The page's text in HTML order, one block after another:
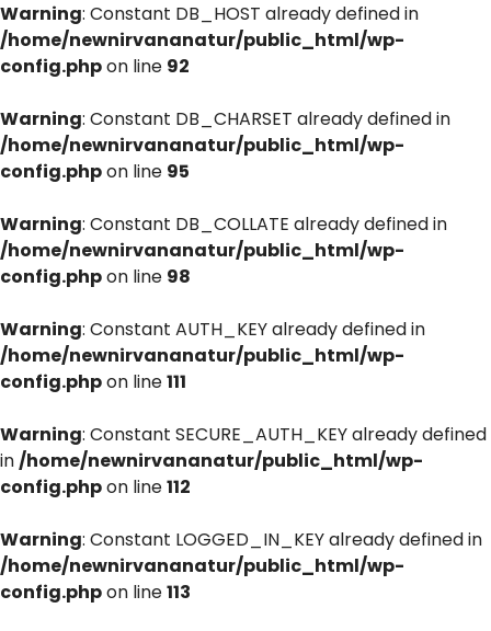
Warning: Constant DB_HOST already defined in
/home/newnirvananatur/public_html/wp-
config.phpon line 92
Warning: Constant DB_CHARSET already defined in
/home/newnirvananatur/public_html/wp-
config.phpon line 95
Warning: Constant DB_COLLATE already defined in
/home/newnirvananatur/public_html/wp-
config.phpon line 98
Warning: Constant AUTH_KEY already defined in
/home/newnirvananatur/public_html/wp-
config.phpon line111
Warning: Constant SECURE_AUTH_KEY already defined
in/home/newnirvananatur/public_html/wp-
config.phpon line112
Warning: Constant LOGGED_IN_KEY already defined in
/home/newnirvananatur/public_html/wp-
config.phpon line113